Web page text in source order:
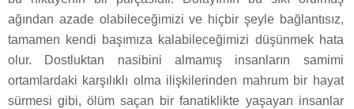
ağından azade olabileceğimizi ve hiçbir şeyle bağlantısız,
tamamen kendi başımıza kalabileceğimizi düşünmek hata
olur. Dostluktan nasibini almamış insanların samimi
ortamlardaki karşılıklı olma ilişkilerinden mahrum bir hayat
sürmesi gibi, ölüm saçan bir fanatiklikte yaşayan insanlar